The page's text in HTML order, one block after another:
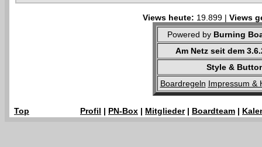
Views heute: 19.899 | Views
Powered by Burning
Am Netz seit dem
Style &
Boardregeln Impressum &
Top Profil | PN-Box | Mitglieder| Boardteam |